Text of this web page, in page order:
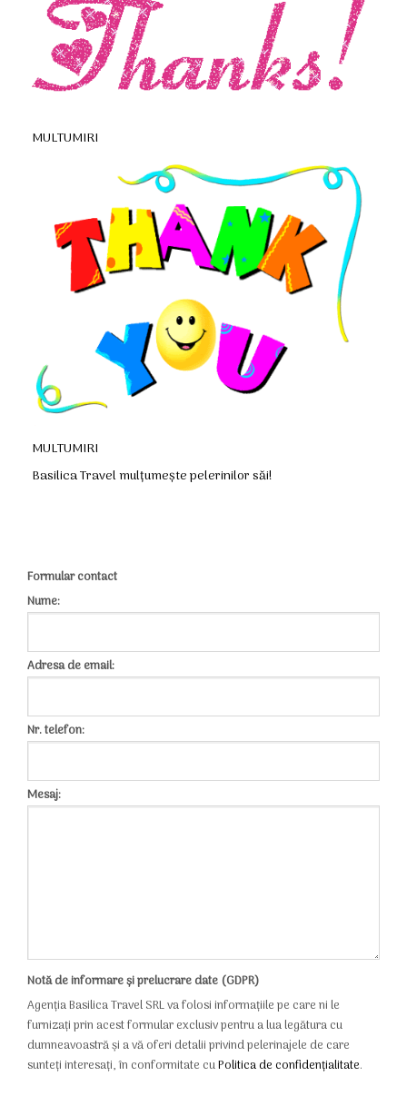
MULTUMIRI
MULTUMIRI
Basilica Travel mulțumește pelerinilor săi!
Formular contact
Nume:
Adresa de email:
Nr. telefon:
Mesaj:
Notă de informare și prelucrare date (GDPR)
Agenția Basilica Travel SRL va folosi informațiile pe care ni le
furnizați prin acest formular exclusiv pentru a lua legătura cu
dumneavoastră și a vă oferi detalii privind pelerinajele de care
sunteți interesați, în conformitate cuPolitica de confidențialitate.